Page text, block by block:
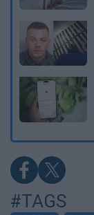
#TAGS